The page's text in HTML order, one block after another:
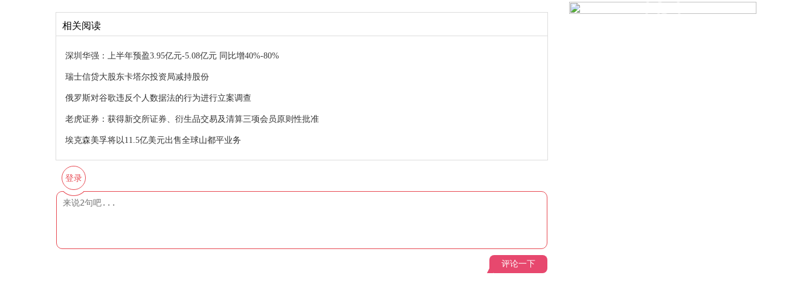
相关阅读
深圳华强：上半年预盈3.95亿元-5.08亿元 同比增40%-80%
瑞士信贷大股东卡塔尔投资局减持股份
俄罗斯对谷歌违反个人数据法的行为进行立案调查
老虎证券：获得新交所证券、衍生品交易及清算三项会员原则性批准
埃克森美孚将以11.5亿美元出售全球山都平业务
登录
评论一下